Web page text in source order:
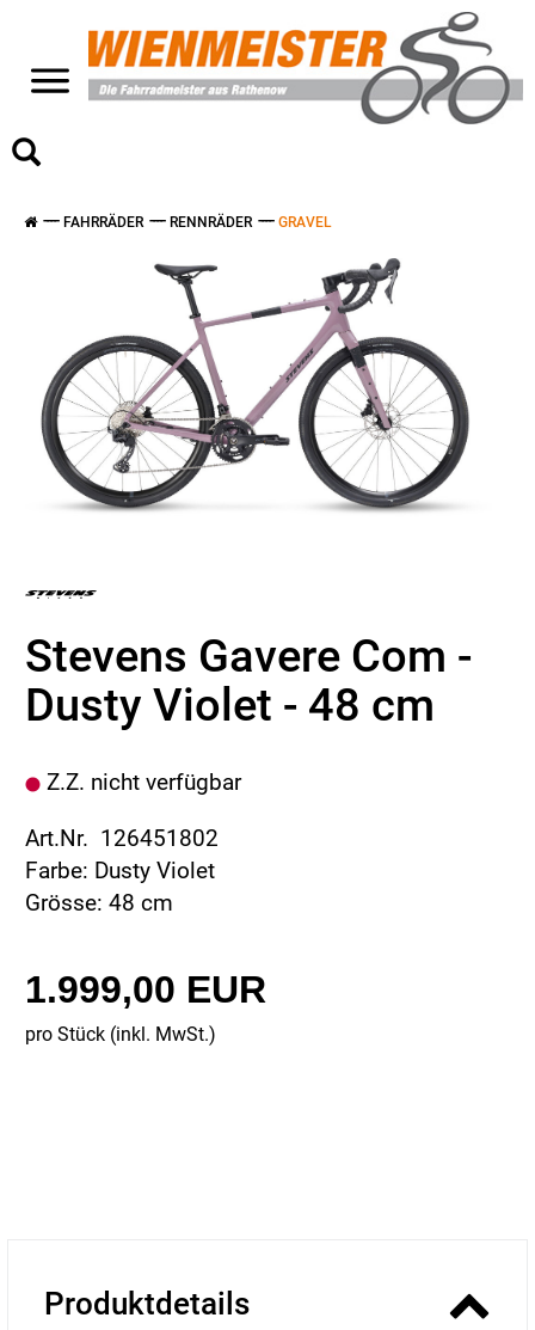
FAHRRÄDER RENNRÄDER GRAVEL
Stevens Gavere Com -
Dusty Violet - 48 cm
Z.Z. nicht verfügbar
Art.Nr. 126451802
Farbe: Dusty Violet
Grösse: 48 cm
1.999,00 EUR
pro Stück (inkl. MwSt.)
Produktdetails